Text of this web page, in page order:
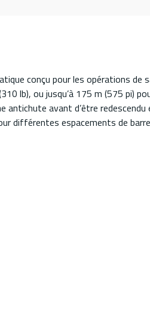
conçu pour les opérations de
lb), ou jusqu’à 175 m (575 pi)
avant d’être
différentes espacements de